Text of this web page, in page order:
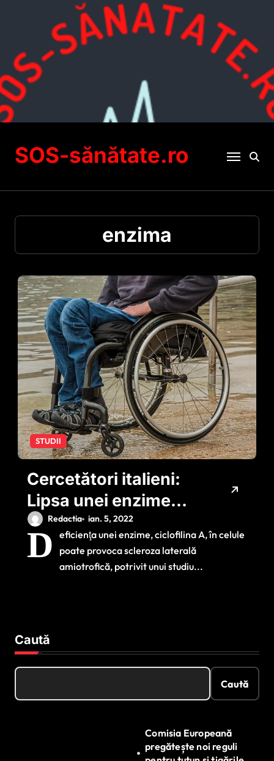
SOS-sănătate.ro
enzima
STUDII
Cercetători italieni:
Lipsa unei enzime
poate provoca
Scleroza laterală
amiotrofică
Redactia ian. 5, 2022
D eficienţa unei enzime, ciclofilina A, în celule
poate provoca scleroza laterală
amiotrofică, potrivit unui studiu...
Caută
Caută
Comisia Europeană
pregătește noi reguli